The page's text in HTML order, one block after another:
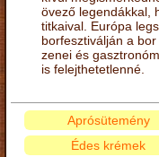
övező legendákkal,
titkaival. Európa
borfesztiválján a
zenei és
is felejthetetlenné.
Aprósütemény
Édes krémek